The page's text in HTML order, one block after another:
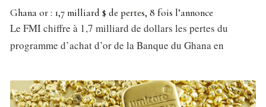
Ghana or : 1,7 milliard $ de pertes, 8 fois l’annonce
Le FMI chiffre à 1,7 milliard de dollars les pertes du
programme d’achat d’or de la Banque du Ghana en